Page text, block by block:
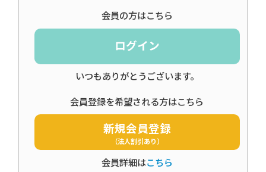
会員の方はこちら
ログイン
いつもありがとうございます。
会員登録を希望される方はこちら
新規会員登録
（法人割引あり）
会員詳細はこちら